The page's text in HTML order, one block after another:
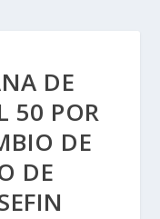
DE
50 POR
DE
DE